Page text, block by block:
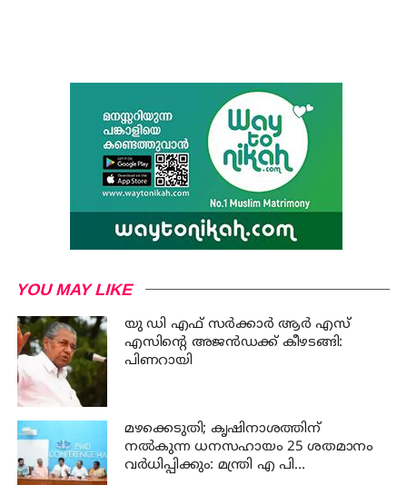
YOU MAY LIKE
യു ഡി എഫ് സര്‍ക്കാര്‍ ആര്‍ എസ്
എസിന്റെ അജന്‍ഡക്ക്‌ കീഴടങ്ങി:
പിണറായി
മഴക്കെടുതി; കൃഷിനാശത്തിന്
നല്‍കുന്ന ധനസഹായം 25 ശതമാനം
വര്‍ധിപ്പിക്കും: മന്ത്രി എ പി